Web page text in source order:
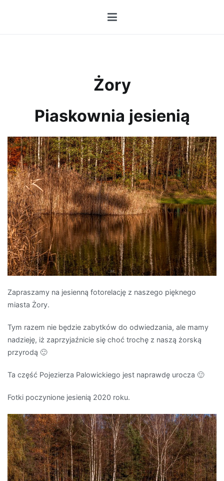
Żory
Piaskownia jesienią
Zapraszamy na jesienną fotorelację z naszego pięknego
miasta Żory.
Tym razem nie będzie zabytków do odwiedzania, ale mamy
nadzieję, iż zaprzyjaźnicie się choć trochę z naszą żorską
przyrodą 🙂
Ta część Pojezierza Palowickiego jest naprawdę urocza 🙂
Fotki poczynione jesienią 2020 roku.